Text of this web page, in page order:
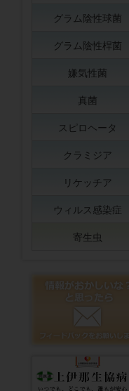
グラム陰性球菌
グラム陰性桿菌
嫌気性菌
真菌
スピロヘータ
クラミジア
リケッチア
ウィルス感染症
寄生虫